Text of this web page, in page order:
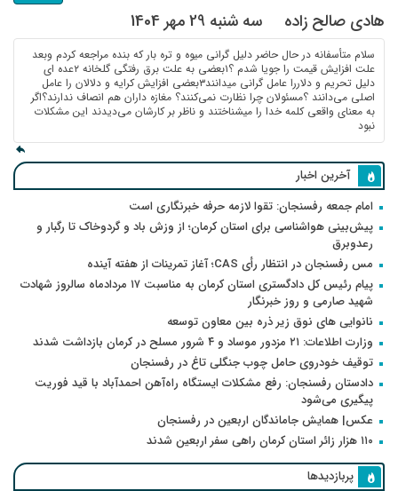
هادی صالح زاده سه شنبه 29 مهر 1404
سلام متأسفانه در حال حاضر دلیل گرانی میوه و تره بار که بنده مراجعه کردم وبعد
علت افزایش قیمت را جویا شدم ؟۱بعضی به علت برق رفتگی گلخانه ۲عده ای
دلیل تحریم و دلاررا عامل گرانی میدانند۳بعضی افزایش کرایه و دلالان را عامل
اصلی می‌دانند ؟مسئولان چرا نظارت نمی‌کنند؟ مغازه داران هم انصاف ندارند؟اگر
به معنای واقعی کلمه خدا را میشناختند و ناظر بر کارشان می‌دیدند این مشکلات
نبود
آخرین اخبار
امام جمعه رفسنجان: تقوا لازمه حرفه خبرنگاری است
پیش‌بینی هواشناسی برای استان کرمان؛ از وزش باد و گردوخاک تا رگبار و
رعدوبرق
مس رفسنجان در انتظار رأی CAS؛ آغاز تمرینات از هفته آینده
پیام رئیس کل دادگستری استان کرمان به مناسبت ۱۷ مردادماه سالروز شهادت
شهید صارمی و روز خبرنگار
نانوایی های نوق زیر ذره بین معاون توسعه
وزارت اطلاعات: ۲۱ مزدور موساد و ۴ شرور مسلح در کرمان بازداشت شدند
توقیف خودروی حامل چوب جنگلی تاغ در رفسنجان
دادستان رفسنجان: رفع مشکلات ایستگاه راه‌آهن احمدآباد با قید فوریت
پیگیری می‌شود
عکس| همایش جاماندگان اربعین در رفسنجان
۱۱۰ هزار زائر استان کرمان راهی سفر اربعین شدند
پربازدیدها